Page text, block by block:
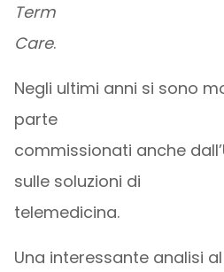
Term
Care.
Negli ultimi anni si sono
parte
commissionati anche
sulle soluzioni di
telemedicina.
Una interessante analisi